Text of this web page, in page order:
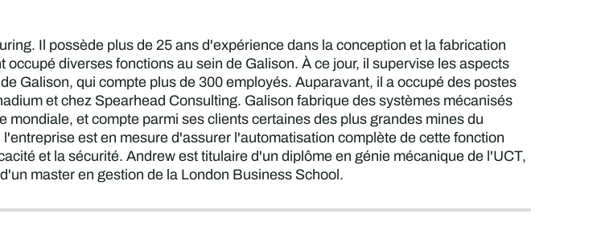
Il possède plus de 25 ans d'expérience dans la conception et la fabrication
diverses fonctions au sein de Galison. À ce jour, il supervise les aspects
Galison, qui compte plus de 300 employés. Auparavant, il a occupé des postes
et chez Spearhead Consulting. Galison fabrique des systèmes mécanisés
mondiale, et compte parmi ses clients certaines des plus grandes mines du
est en mesure d'assurer l'automatisation complète de cette fonction
et la sécurité. Andrew est titulaire d'un diplôme en génie mécanique de l'UCT,
master en gestion de la London Business School.